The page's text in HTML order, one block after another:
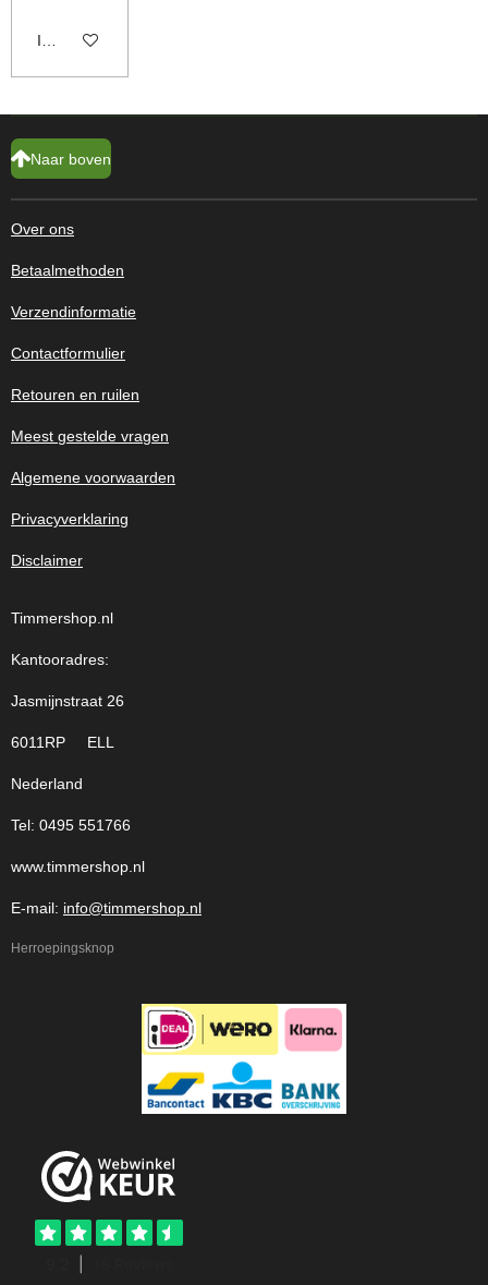
In winkelwagen
Naar boven
Over ons
Betaalmethoden
Verzendinformatie
Contactformulier
Retouren en ruilen
Meest gestelde vragen
Algemene voorwaarden
Privacyverklaring
Disclaimer
Timmershop.nl
Kantooradres:
Jasmijnstraat 26
6011RP ELL
Nederland
Tel: 0495 551766
www.timmershop.nl
E-mail: info@timmershop.nl
Herroepingsknop